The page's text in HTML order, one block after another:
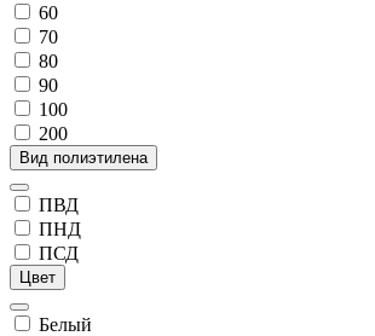
60
70
80
90
100
200
Вид полиэтилена
ПВД
ПНД
ПСД
Цвет
Белый